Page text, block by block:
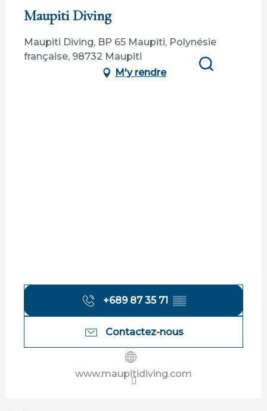
Maupiti Diving
Maupiti Diving, BP 65 Maupiti, Polynésie
française, 98732 Maupiti
M'y rendre
+689 87 35 71 ▒▒
Contactez-nous
www.maupitidiving.com